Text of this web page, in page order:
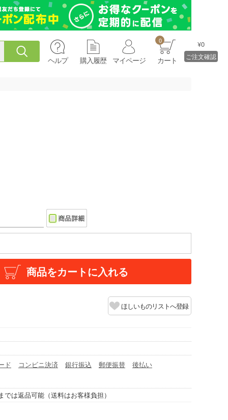
ヘルプ 購入履歴 マイページ
0
カート
¥0
ご注文確認
商品をカートに入れる
ほしいものリストへ登録
ド コンビニ決済 銀行振込 郵便振替
後払い
では返品可能（送料はお客様負担）